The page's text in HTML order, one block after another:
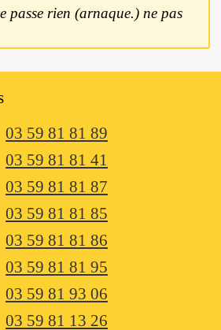
passe rien (arnaque.) ne pas
03 59 81 81 89
03 59 81 81 41
03 59 81 81 87
03 59 81 81 85
03 59 81 81 86
03 59 81 81 95
03 59 81 93 06
03 59 81 13 26